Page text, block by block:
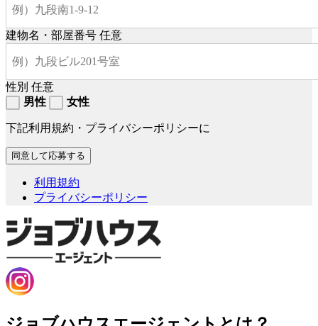
建物名・部屋番号 任意
性別 任意
男性
女性
下記利用規約・プライバシーポリシーに
利用規約
プライバシーポリシー